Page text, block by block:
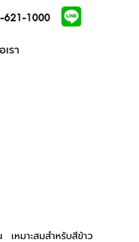
รา
เหมาะสมสำหรับสีข้าว